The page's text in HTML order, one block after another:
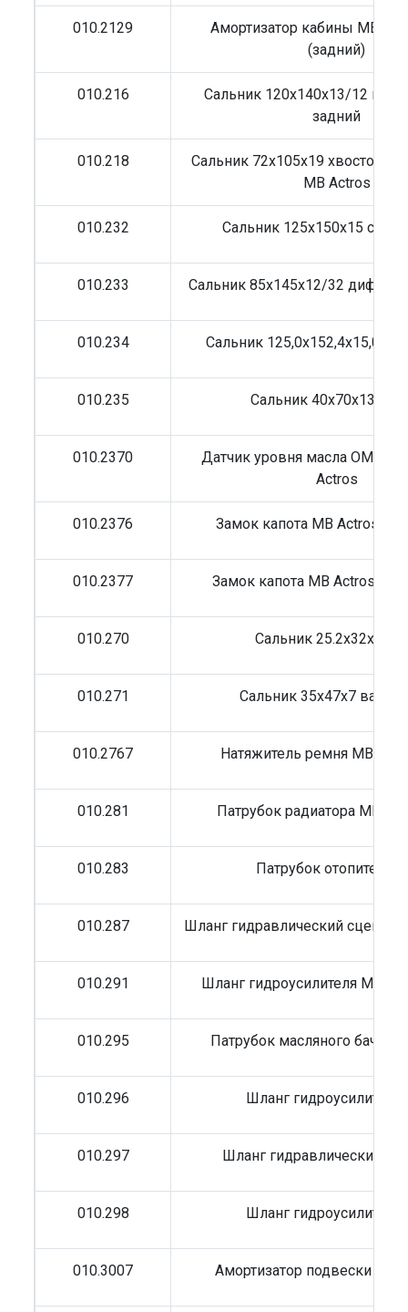
010.2129
Амортизатор кабины MB
(задний)
010.216
Сальник 120x140x13/12
задний
010.218
Сальник 72x105x19
MB Actros
010.232 Сальник 125х150х15
010.233 Сальник 85x145x12/32
010.234 Сальник 125,0x152,4x15,0
010.235 Сальник 40x70x13/20
010.2370
Датчик уровня масла OM457
Actros
010.2376 Замок капота MB Actros
010.2377 Замок капота MB Actros
010.270 Сальник 25.2x32x5
010.271 Сальник 35x47x7 вала
010.2767 Натяжитель ремня MB
010.281 Патрубок радиатора MB
010.283 Патрубок отопителя
010.287 Шланг гидравлический
010.291 Шланг гидроусилителя MB
010.295 Патрубок масляного бачка
010.296 Шланг гидроусилителя
010.297 Шланг гидравлический
010.298 Шланг гидроусилителя
010.3007 Амортизатор подвески MB